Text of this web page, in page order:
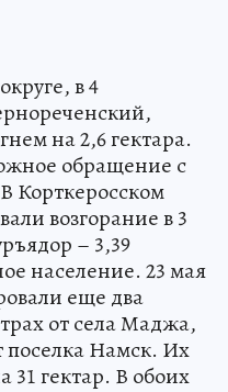
в 4
на 2,6 гектара.
обращение с
Корткеросском
возгорание в 3
– 3,39
население. 23 мая
еще два
от села Маджа,
поселка Намск. Их
гектар. В обоих